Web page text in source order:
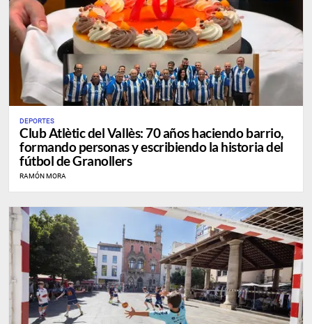
DEPORTES
Club Atlètic del Vallès: 70 años haciendo barrio,
formando personas y escribiendo la historia del
fútbol de Granollers
RAMÓN MORA